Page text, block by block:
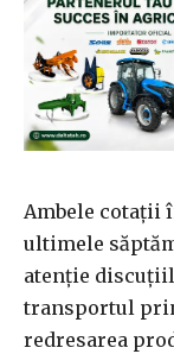
Ambele cotaţii
ultimele
atenţie
transportul
redresarea